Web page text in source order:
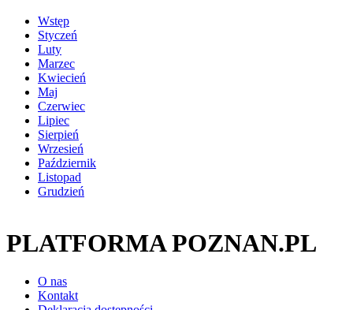
Wstęp
Styczeń
Luty
Marzec
Kwiecień
Maj
Czerwiec
Lipiec
Sierpień
Wrzesień
Październik
Listopad
Grudzień
PLATFORMA POZNAN.PL
O nas
Kontakt